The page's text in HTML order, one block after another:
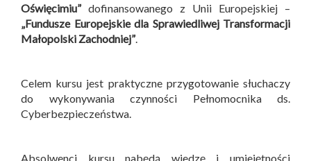
Oświęcimiu”dofinansowanego z Unii Europejskiej –
„Fundusze Europejskie dla Sprawiedliwej Transformacji
Małopolski Zachodniej”.
Celem kursu jest praktyczne przygotowanie słuchaczy
do wykonywania czynności Pełnomocnika ds.
Cyberbezpieczeństwa.
Absolwenci kursu nabędą wiedzę i umiejętności